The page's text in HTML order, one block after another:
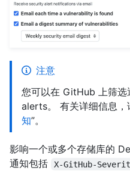
注意
您可以在 GitHub 上筛
alerts。 有关详细信息，
知”。
影响一个或多个存储库的
通知包括
X-GitHub-